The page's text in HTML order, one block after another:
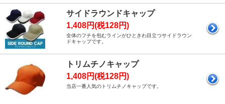
サイドラウンドキャップ
1,408円(税128円)
全体のフチを包むラインがひときわ目立つサイドラウン
ドキャップです。
トリムチノキャップ
1,408円(税128円)
当店一番人気のトリムチノキャップです。